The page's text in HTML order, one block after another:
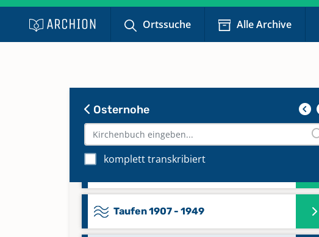
Ortssuche Alle Archive
Osternohe
komplett transkribiert
Taufen 1807 - 1834; Trauungen 1807 -
1834; Bestattungen 1807 - 1834
Keine verfügbaren Digitalisate
Taufen 1834 - 1877
Taufen 1907 - 1949